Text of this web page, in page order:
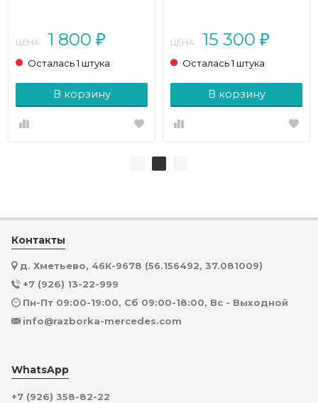
ЦЕНА: 1 800 ₽
Осталась 1 штука
В корзину
ЦЕНА: 15 300 ₽
Осталась 1 штука
В корзину
Контакты
д. Хметьево, 46К-9678 (56.156492, 37.081009)
+7 (926) 13-22-999
Пн-Пт 09:00-19:00, Сб 09:00-18:00, Вс - Выходной
info@razborka-mercedes.com
WhatsApp
+7 (926) 358-82-22